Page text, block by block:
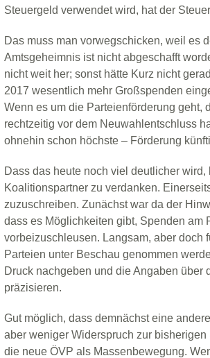
Steuergeld verwendet wird, hat der
Das muss man vorwegschicken, weil es
Amtsgeheimnis ist nicht abgeschafft
nicht weit her; sonst hätte Kurz nicht
2017 wesentlich mehr Großspenden
Wenn es um die Parteienförderung geht,
rechtzeitig vor dem Neuwahlentschluss
ohnehin schon höchste – Förderung
Dass das heute noch viel deutlicher
Koalitionspartner zu verdanken.
zuzuschreiben. Zunächst war da der
dass es Möglichkeiten gibt, Spenden am
vorbeizuschleusen. Langsam, aber doch
Parteien unter Beschau genommen
Druck nachgeben und die Angaben
präzisieren.
Gut möglich, dass demnächst eine
aber weniger Widerspruch zur
die neue ÖVP als Massenbewegung.